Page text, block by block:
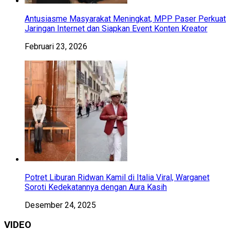
Antusiasme Masyarakat Meningkat, MPP Paser Perkuat
Jaringan Internet dan Siapkan Event Konten Kreator
Februari 23, 2026
Potret Liburan Ridwan Kamil di Italia Viral, Warganet
Soroti Kedekatannya dengan Aura Kasih
Desember 24, 2025
VIDEO